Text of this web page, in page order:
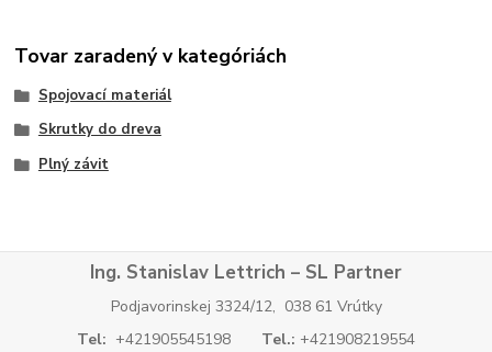
Tovar zaradený v kategóriách
Spojovací materiál
Skrutky do dreva
Plný závit
Ing. Stanislav Lettrich – SL Partner
Podjavorinskej 3324/12, 038 61 Vrútky
Tel: +421905545198 Tel.: +421908219554